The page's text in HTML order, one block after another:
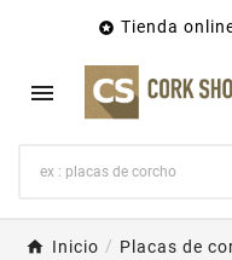
 Tienda

Inicio Placas de